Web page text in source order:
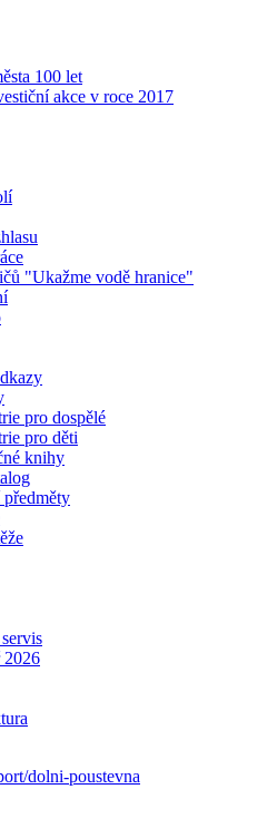
100 let
akce v roce 2017
"Ukažme vodě hranice"
pro dospělé
pro děti
knihy
předměty
2026
dolni-poustevna